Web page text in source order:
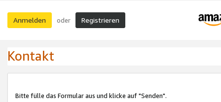
Anmelden oder Registrieren
Kontakt
Bitte fülle das Formular aus und klicke auf "Senden".